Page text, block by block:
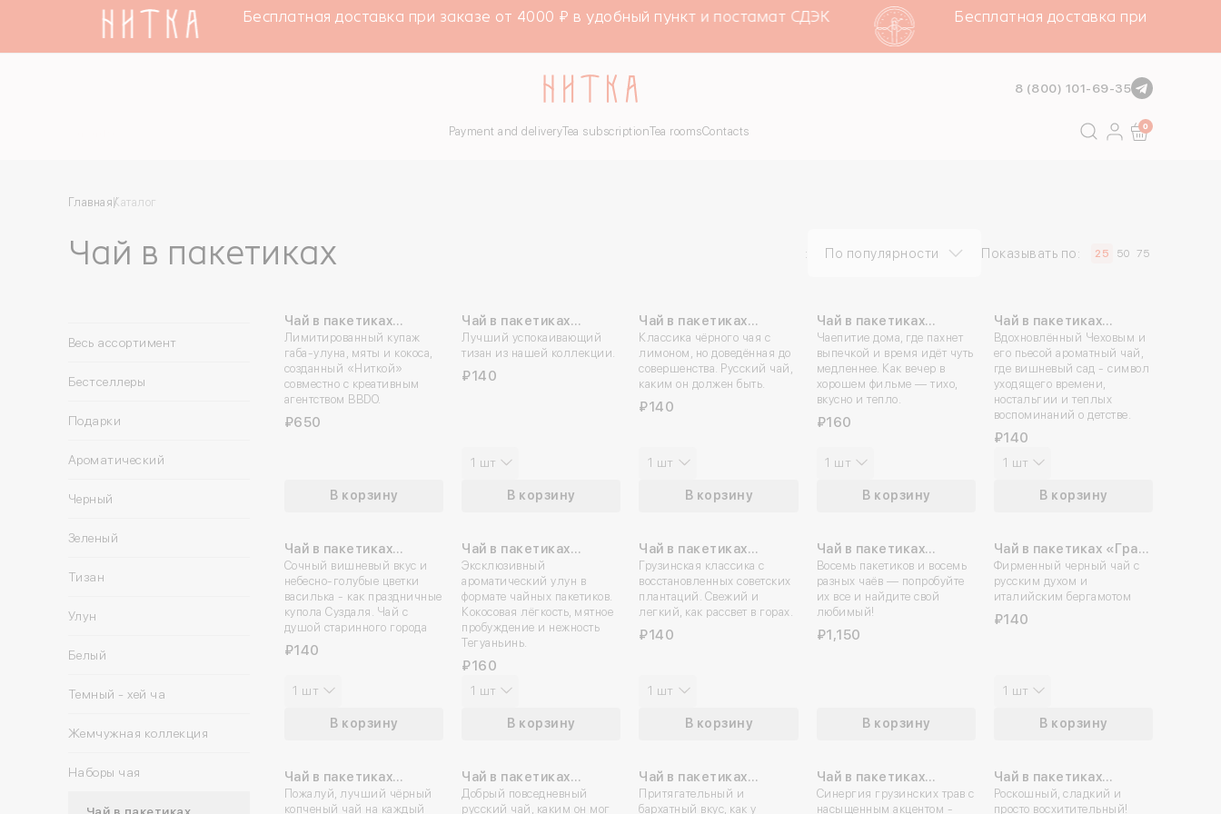
Бесплатная доставка при заказе от 4000 ₽ в удобный пункт и постамат СДЭК Бесплатная доставка при заказе
8 (800) 101-69-35
Go
Payment and deliveryTea subscriptionTea roomsContacts 0
Главная Каталог
Чай в пакетиках : По популярности Показывать по: 25 50 75
Весь ассортимент
Бестселлеры
Подарки
Ароматический
Черный
Зеленый
Тизан
Улун
Белый
Темный - хей ча
Жемчужная коллекция
Наборы чая
Чай в пакетиках
Чай в пакетиках
«ДжиПиТи» 4 шт
Лимитированный купаж
габа-улуна, мяты и кокоса,
созданный «Ниткой»
совместно с креативным
агентством BBDO.
₽650
В корзину
Чай в пакетиках
«Тишина»
Лучший успокаивающий
тизан из нашей коллекции.
₽140
В корзину
1 шт
Чай в пакетиках
«Пёрфект Рашн»
Классика чёрного чая с
лимоном, но доведённая до
совершенства. Русский чай,
каким он должен быть.
₽140
В корзину
1 шт
Чай в пакетиках
«Люмичино»
Чаепитие дома, где пахнет
выпечкой и время идёт чуть
медленнее. Как вечер в
хорошем фильме — тихо,
вкусно и тепло.
₽160
В корзину
1 шт
Чай в пакетиках
«Вишнёвый сад»
Вдохновлённый Чеховым и
его пьесой ароматный чай,
где вишневый сад - символ
уходящего времени,
ностальгии и теплых
воспоминаний о детстве.
₽140
В корзину
1 шт
Чай в пакетиках
«Суздальский»
Сочный вишневый вкус и
небесно-голубые цветки
василька - как праздничные
купола Суздаля. Чай с
душой старинного города
₽140
В корзину
1 шт
Чай в пакетиках
«Минта»
Эксклюзивный
ароматический улун в
формате чайных пакетиков.
Кокосовая лёгкость, мятное
пробуждение и нежность
Тегуаньинь.
₽160
В корзину
1 шт
Чай в пакетиках
«Плантационный»
Грузинская классика с
восстановленных советских
плантаций. Свежий и
легкий, как рассвет в горах.
₽140
В корзину
1 шт
Чай в пакетиках
«Ассорти»
Восемь пакетиков и восемь
разных чаёв — попробуйте
их все и найдите свой
любимый!
₽1,150
В корзину
Чай в пакетиках «Граф
Суворов»
Фирменный черный чай с
русским духом и
италийским бергамотом
₽140
В корзину
1 шт
Чай в пакетиках
«Русский караван»
Пожалуй, лучший чёрный
копченый чай на каждый
Чай в пакетиках
«Тульский
Добрый повседневный
русский чай, каким он мог
Чай в пакетиках
«Алёнка»
Притягательный и
бархатный вкус, как у
Чай в пакетиках
«Любовь с грузинским
Синергия грузинских трав с
насыщенным акцентом -
Чай в пакетиках
«Кустодиевский»
Роскошный, сладкий и
просто восхитительный!